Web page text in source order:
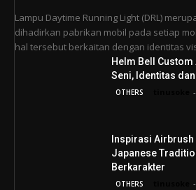
Lampu Daytime Running Light (DRL)
dihadirkan pabrikan mobil pada setiap
hal tersebut berkaitan dengan identitas
Helm Bell
Seni, Identitas
OTHERS -
Inspirasi
Japanese
Berkarakter
OTHERS -